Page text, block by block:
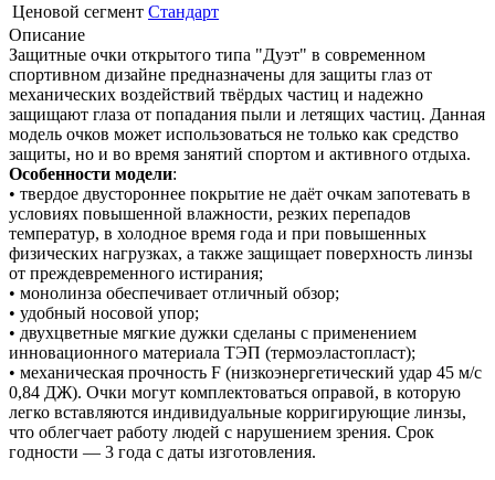
Ценовой сегмент Стандарт
Описание
Защитные очки открытого типа "Дуэт" в современном
спортивном дизайне предназначены для защиты глаз от
механических воздействий твёрдых частиц и надежно
защищают глаза от попадания пыли и летящих частиц. Данная
модель очков может использоваться не только как средство
защиты, но и во время занятий спортом и активного отдыха.
Особенности модели:
• твердое двустороннее покрытие не даёт очкам запотевать в
условиях повышенной влажности, резких перепадов
температур, в холодное время года и при повышенных
физических нагрузках, а также защищает поверхность линзы
от преждевременного истирания;
• монолинза обеспечивает отличный обзор;
• удобный носовой упор;
• двухцветные мягкие дужки сделаны с применением
инновационного материала ТЭП (термоэластопласт);
• механическая прочность F (низкоэнергетический удар 45 м/с
0,84 ДЖ). Очки могут комплектоваться оправой, в которую
легко вставляются индивидуальные корригирующие линзы,
что облегчает работу людей с нарушением зрения. Срок
годности — 3 года с даты изготовления.